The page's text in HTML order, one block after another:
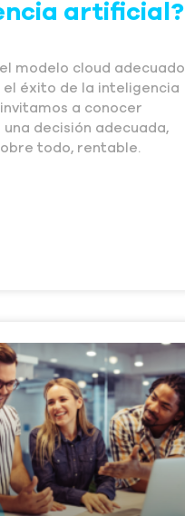
artificial?
modelo cloud adecuado
el éxito de la inteligencia
a conocer
decisión adecuada,
todo, rentable.